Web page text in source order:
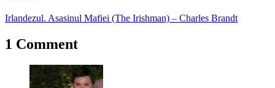
Irlandezul. Asasinul Mafiei (The Irishman) – Charles Brandt
1 Comment